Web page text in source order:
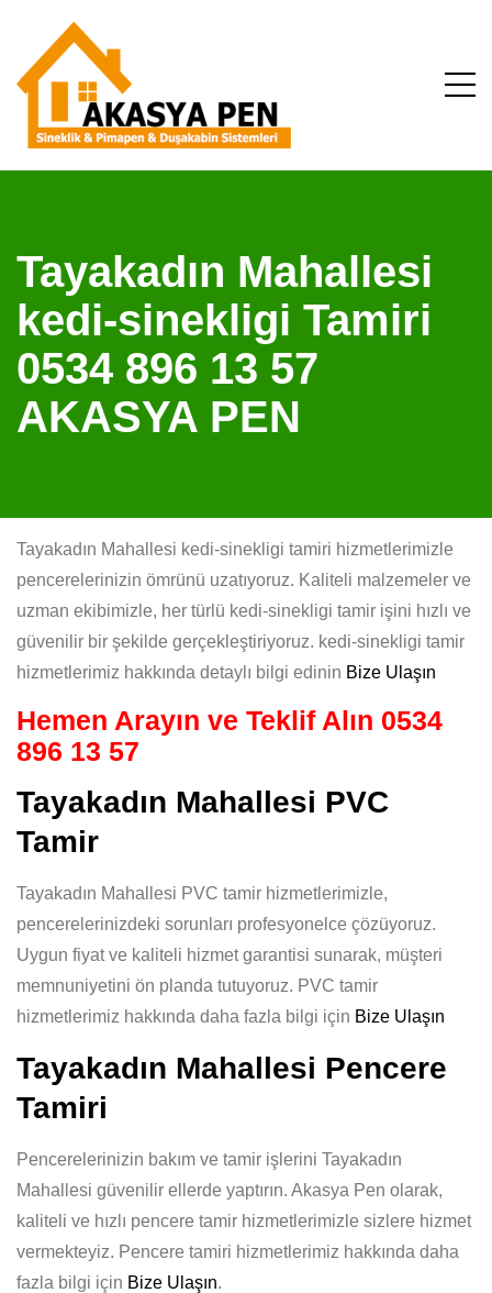
Tayakadın Mahallesi
kedi-sinekligi Tamiri
0534 896 13 57
AKASYA PEN
Tayakadın Mahallesi kedi-sinekligi tamiri hizmetlerimizle
pencerelerinizin ömrünü uzatıyoruz. Kaliteli malzemeler ve
uzman ekibimizle, her türlü kedi-sinekligi tamir işini hızlı ve
güvenilir bir şekilde gerçekleştiriyoruz. kedi-sinekligi tamir
hizmetlerimiz hakkında detaylı bilgi edinin Bize Ulaşın
Hemen Arayın ve Teklif Alın 0534
896 13 57
Tayakadın Mahallesi PVC
Tamir
Tayakadın Mahallesi PVC tamir hizmetlerimizle,
pencerelerinizdeki sorunları profesyonelce çözüyoruz.
Uygun fiyat ve kaliteli hizmet garantisi sunarak, müşteri
memnuniyetini ön planda tutuyoruz. PVC tamir
hizmetlerimiz hakkında daha fazla bilgi için Bize Ulaşın
Tayakadın Mahallesi Pencere
Tamiri
Pencerelerinizin bakım ve tamir işlerini Tayakadın
Mahallesi güvenilir ellerde yaptırın. Akasya Pen olarak,
kaliteli ve hızlı pencere tamir hizmetlerimizle sizlere hizmet
vermekteyiz. Pencere tamiri hizmetlerimiz hakkında daha
fazla bilgi için Bize Ulaşın.